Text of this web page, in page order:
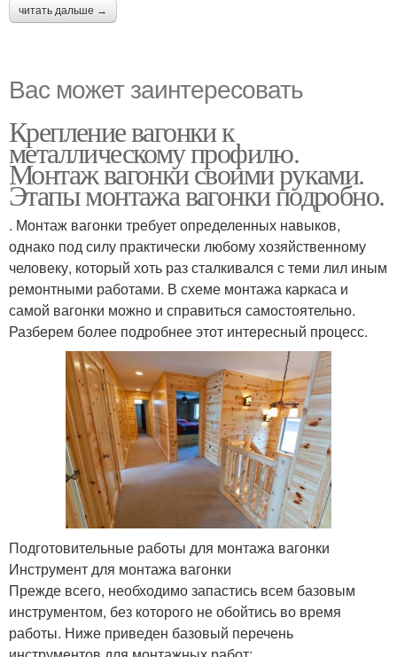
читать дальше →
Вас может заинтересовать
Крепление вагонки к
металлическому профилю.
Монтаж вагонки своими руками.
Этапы монтажа вагонки подробно.
. Монтаж вагонки требует определенных навыков,
однако под силу практически любому хозяйственному
человеку, который хоть раз сталкивался с теми лил иным
ремонтными работами. В схеме монтажа каркаса и
самой вагонки можно и справиться самостоятельно.
Разберем более подробнее этот интересный процесс.
Подготовительные работы для монтажа вагонки
Инструмент для монтажа вагонки
Прежде всего, необходимо запастись всем базовым
инструментом, без которого не обойтись во время
работы. Ниже приведен базовый перечень